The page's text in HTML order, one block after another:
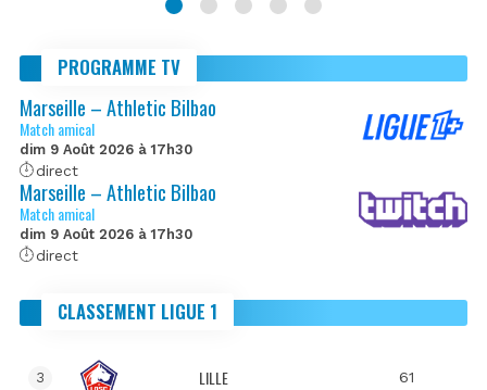
PROGRAMME TV
Marseille – Athletic Bilbao
Match amical
dim 9 Août 2026 à 17h30
direct
Marseille – Athletic Bilbao
Match amical
dim 9 Août 2026 à 17h30
direct
CLASSEMENT LIGUE 1
3 LILLE 61